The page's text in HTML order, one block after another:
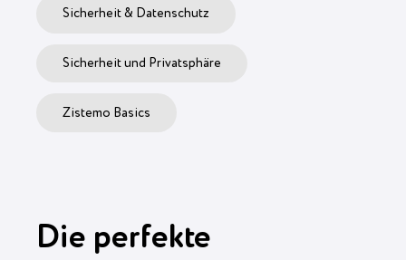
Sicherheit & Datenschutz
Sicherheit und Privatsphäre
Zistemo Basics
Die perfekte